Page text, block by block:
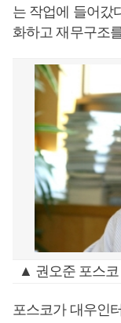
는 작업에 들어갔
화하고 재무구조
▲ 권오준 포스
포스코가 대우인